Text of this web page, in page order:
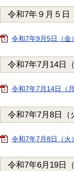
令和7年９月５日
令和7年9月5日（金
令和7年7月14日（
令和7年7月14日（
令和7年7月8日（
令和7年7月8日（火
令和7年6月19日（